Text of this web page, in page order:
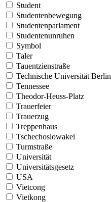
Student
Studentenbewegung
Studentenparlament
Studentenunruhen
Symbol
Taler
Tauentzienstraße
Technische Universität Berlin
Tennessee
Theodor-Heuss-Platz
Trauerfeier
Trauerzug
Treppenhaus
Tschechoslowakei
Turmstraße
Universität
Universitätsgesetz
USA
Vietcong
Vietkong